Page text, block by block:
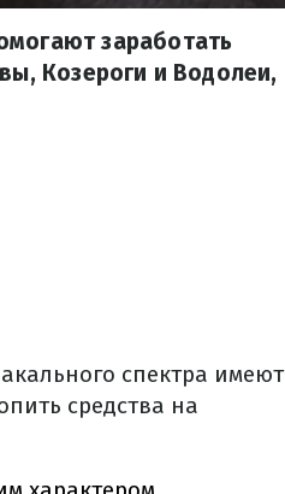
заработать
Козероги и Водолеи,
спектра имеют
средства на